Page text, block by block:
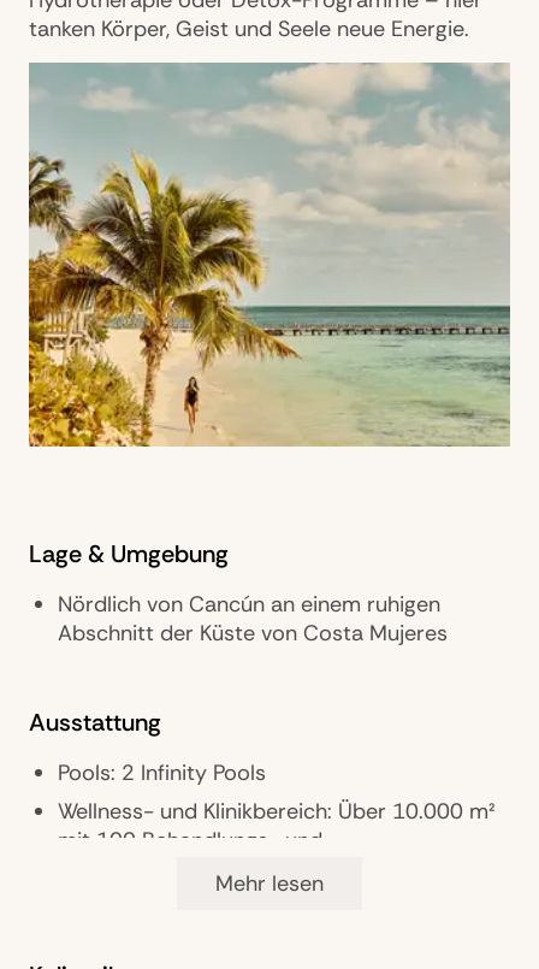
tanken Körper, Geist und Seele neue Energie.
Lage & Umgebung
Nördlich von Cancún an einem ruhigen
Abschnitt der Küste von Costa Mujeres
Ausstattung
Pools: 2 Infinity Pools
Wellness- und Klinikbereich: Über 10.000 m²
mit 100 Behandlungs- und
KonsultationsräumenMehr lesen